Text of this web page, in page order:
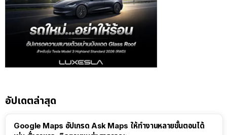
อัปเดตล่าสุด
Google Maps อัปเกรด Ask Maps ให้ทำงานหลายขั้นตอนได้